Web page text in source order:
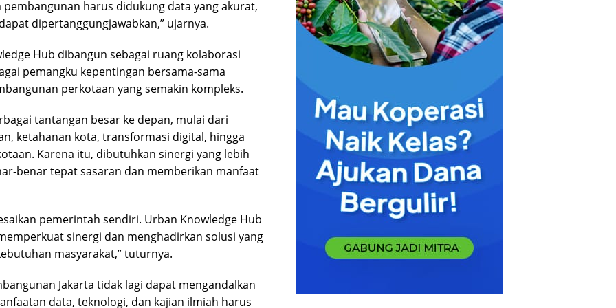
harus didukung data yang akurat,
dipertanggungjawabkan,” ujarnya.
Hub dibangun sebagai ruang kolaborasi
pemangku kepentingan bersama-sama
perkotaan yang semakin kompleks.
tantangan besar ke depan, mulai dari
ketahanan kota, transformasi digital, hingga
Karena itu, dibutuhkan sinergi yang lebih
benar tepat sasaran dan memberikan manfaat
pemerintah sendiri. Urban Knowledge Hub
sinergi dan menghadirkan solusi yang
masyarakat,” tuturnya.
Jakarta tidak lagi dapat mengandalkan
data, teknologi, dan kajian ilmiah harus